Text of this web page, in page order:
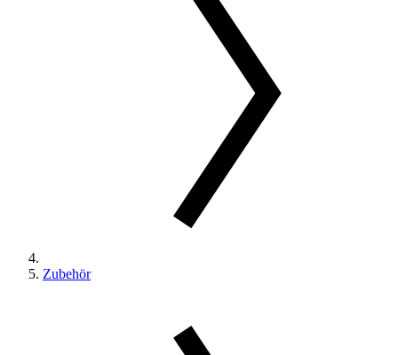
Zubehör